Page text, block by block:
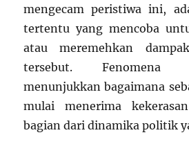
mengecam peristiwa ini,
tertentu yang mencoba
atau meremehkan
tersebut. Fenomena
menunjukkan bagaimana
mulai menerima
bagian dari dinamika politik